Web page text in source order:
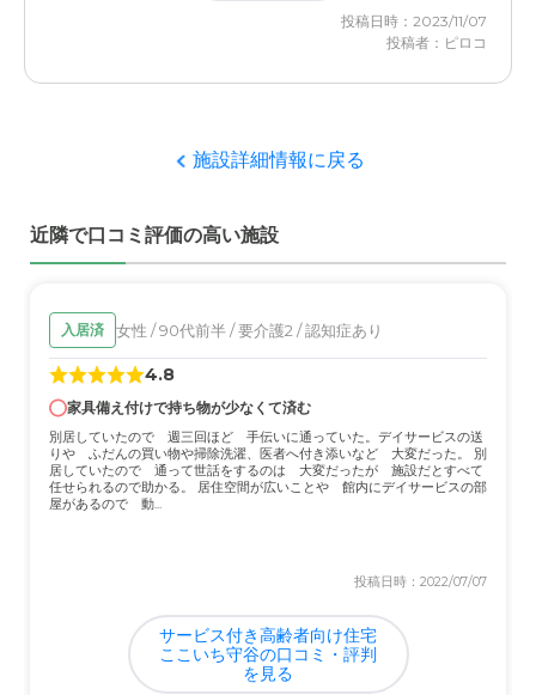
外観・内装・居室・設備について
が行き届きやすそうで まだ建物も新そうで、お部屋も日
当たりが良く 広々と感じられた。
介護医療サービスについて
まだ施設を利用した事が無いので、実感しては無いが、こ
ーションを取れば、 更に満足度は上がるのかなぁと思い
ます。
近隣環境や交通アクセスについて
電車で行けるは何よりで、最寄りの駅からも歩いて行ける
距離というのが一番助かります。 しかも、最寄りの駅周
辺もそれなりに便利そう に思いました。
今迄見学した中では、一番希望に近いです。 入会時に、
ょうが、良心的な料金だと思います。
投稿日時：2023/11/07
投稿者：ピロコ
施設詳細情報に戻る
近隣で口コミ評価の高い施設
入居済 女性 / 90代前半 / 要介護2 / 認知症あり
4.8
家具備え付けで持ち物が少なくて済む
別居していたので 週三回ほど 手伝いに通っていた。デイサービスの送
りや ふだんの買い物や掃除洗濯、医者へ付き添いなど 大変だった。 別
居していたので 通って世話をするのは 大変だったが 施設だとすべて
任せられるので助かる。 居住空間が広いことや 館内にデイサービスの部
屋があるので 動...
投稿日時：2022/07/07
サービス付き高齢者向け住宅
ここいち守谷の口コミ・評判
を見る